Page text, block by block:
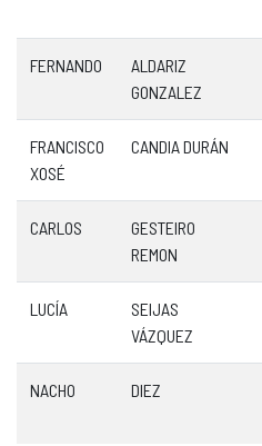
FERNANDO
ALDARIZ
GONZALEZ
FRANCISCO
XOSÉ
CANDIA DURÁN
CARLOS
GESTEIRO
REMON
LUCÍA
SEIJAS
VÁZQUEZ
NACHO DIEZ